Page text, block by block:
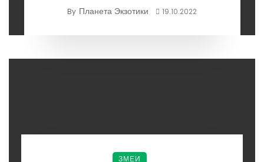
By Планета Экзотики 19.10.2022
ЗМЕИ